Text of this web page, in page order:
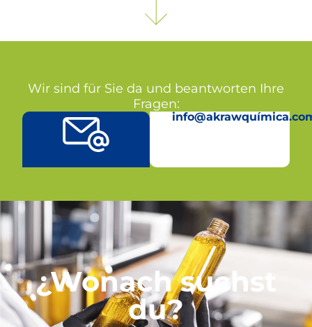
Wir sind für Sie da und beantworten Ihre
Fragen:
¿Wonach suchst
du?